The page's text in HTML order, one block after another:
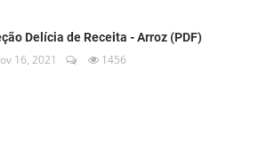
Delícia de Receita - Arroz (PDF)
16, 2021 1456